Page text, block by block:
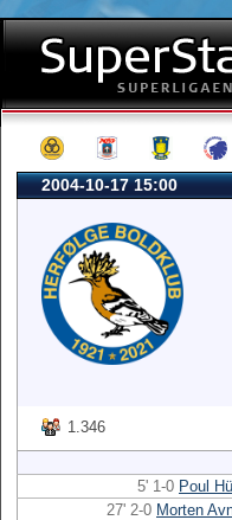
2004-10-17 15:00
1.346
5' 1-0 Poul
27' 2-0 Morten